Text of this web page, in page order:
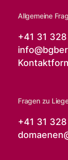
Allgemeine
+41 31
info@
Fragen zu
+41 31